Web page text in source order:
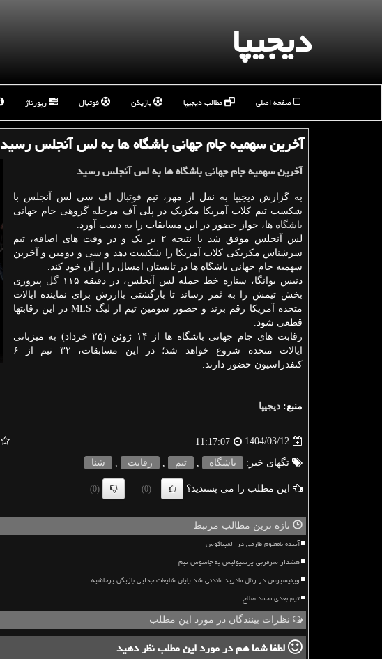
دیجیپا
صفحه اصلی مطالب دیجیپا بازیکن فوتبال رپورتاژ
آخرین سهمیه جام جهانی باشگاه ها به لس آنجلس رسید
آخرین سهمیه جام جهانی باشگاه ها به لس آنجلس رسید
به گزارش دیجیپا به نقل از مهر، تیم فوتبال اف سی لس آنجلس با
شکست تیم کلاب آمریکا مکزیک در پلی آف مرحله گروهی جام جهانی
باشگاه ها، جواز حضور در این مسابقات را به دست آورد.
لس آنجلس موفق شد با نتیجه ۲ بر یک و در وقت های اضافه، تیم
سرشناس مکزیکی کلاب آمریکا را شکست دهد و سی و دومین و آخرین
سهمیه جام جهانی باشگاه ها در تابستان امسال را از آن خود کند.
دنیس بوانگا، ستاره خط حمله لس آنجلس، در دقیقه ۱۱۵
گل پیروزی
بخش تیمش را به ثمر رساند تا بازگشتی باارزش برای نماینده ایالات
متحده آمریکا رقم بزند و حضور سومین تیم از لیگ MLS در این رقابتها
قطعی شود.
رقابت های جام جهانی باشگاه ها از ۱۴ ژوئن (۲۵ خرداد) به میزبانی
ایالات متحده شروع خواهد شد؛ در این مسابقات، ۳۲ تیم از ۶
کنفدراسیون حضور دارند.
منبع: دیجیپا
1404/03/12
11:17:07
تگهای خبر: باشگاه تیم رقابت شنا
این مطلب را می پسندید؟ (0)
(0)
تازه ترین مطالب مرتبط
آینده نامعلوم طارمی در المپیاکوس
هشدار سرمربی پرسپولیس به جاسوس تیم
وینیسیوس در رئال مادرید ماندنی شد پایان شایعات جدایی بازیکن پرحاشیه
تیم بعدی محمد صلاح
نظرات بینندگان در مورد این مطلب
لطفا شما همدر مورد این مطلبنظر دهید